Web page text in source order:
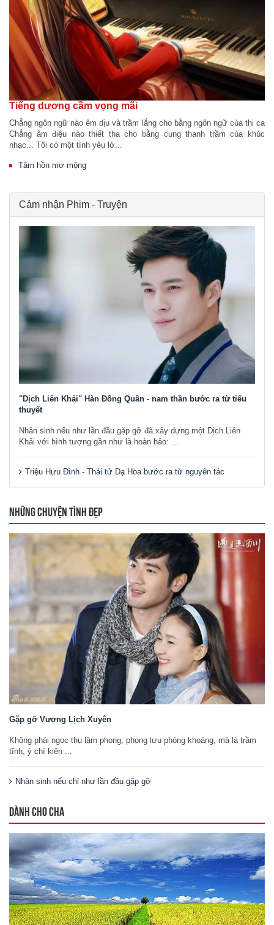
Tiếng dương cầm vọng mãi
Chẳng ngôn ngữ nào êm dịu và trầm lắng cho bằng ngôn ngữ của thi ca
Chẳng âm điệu nào thiết tha cho bằng cung thanh trầm của khúc
nhạc... Tôi có một tình yêu lớ...
Tâm hồn mơ mộng
Cảm nhận Phim - Truyện
"Dịch Liên Khải" Hàn Đông Quân - nam thần bước ra từ tiểu
thuyết
Nhân sinh nếu như lần đầu gặp gỡ đã xây dựng một Dịch Liên
Khải với hình tượng gần như là hoàn hảo: ...
Triệu Hựu Đình - Thái tử Dạ Hoa bước ra từ nguyên tác
NHỮNG CHUYỆN TÌNH ĐẸP
Gặp gỡ Vương Lịch Xuyên
Không phải ngọc thụ lâm phong, phong lưu phóng khoáng, mà là trầm
tĩnh, ý chí kiên ...
Nhân sinh nếu chỉ như lần đầu gặp gỡ
DÀNH CHO CHA